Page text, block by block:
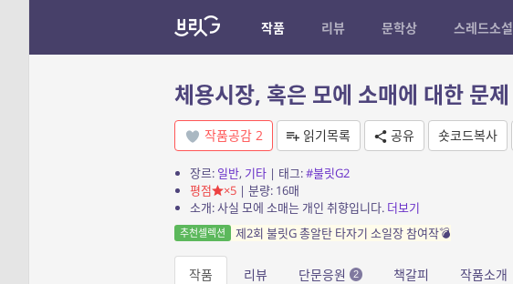
작품 리뷰 문학상 스레드소설
체용시장, 혹은 모에 소매에 대한 문제
작품공감 2 읽기목록 공유 숏코드복사
장르: 일반, 기타| 태그:#불릿G2
평점
×5| 분량: 16매
소개: 사실 모에 소매는 개인 취향입니다. 더보기
추천셀렉션 제2회 불릿G 총알탄 타자기 소일장 참여작💣
작품 리뷰 단문응원 2 책갈피 작품소개